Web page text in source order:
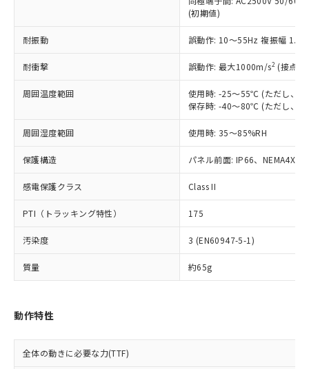
(初期値)
耐振動 誤動作: 10～55Hz 複振幅
耐衝撃 誤動作: 最大1000m/s2 (接点
周囲温度範囲
使用時: -25～55℃ (ただし、氷
保存時: -40～80℃ (ただし、氷
周囲湿度範囲 使用時: 35～85%RH
保護構造 パネル前面: IP66、NEMA4X,
感電保護クラス Class II
PTI（トラッキング特性） 175
汚染度 3 (EN60947-5-1)
質量 約65g
動作特性
全体の動きに必要な力(TTF)
在庫状況および標準価格照会結果は、
記載している更新日時点での社内デー
タに基づき作成されるものであり、閲
覧された時点での実際の在庫および標
準価格とは異なる場合があることをご
正式な納期状況および標準価格はお客
様のお取引先、またはお客様担当のオ
ムロン制御機器販売店・当社販売員に
オムロン制御機器販売店や当社販売拠
販売ネットワーク
」をご確認
在庫状況および標準価格結果を当社の
事前の承諾なく第三者に漏洩または開
示しないようお願いします。
マイパーツ機能（部品リスト作成サー
ビス）をご利用いただくには、I-Web
メンバーズにご登録されている必要が
あります。
品・サービスに関するお客様との取
引・商談に必要な範囲で利用すること
鉛(Pb) 1000ppm以下、 水銀(Hg) 1000ppm以下、 カド
類(PBB) 1000ppm以下、ポリ臭化ジフェニルエーテル類
(PBDE) 1000ppm以下、フタル酸ビス(2-エチルヘキシ
ル) (DEHP)(別名：DOP) 1000ppm以下、フタル酸ブチ
ルベンジル（BBP） 1000ppm以下、フタル酸ジブチル
（DBP） 1000ppm以下、フタル酸ジイソブチル
但し、RoHS指令で産業用監視および制御機器に対する
図的な使用がないことを確認しています。
部品在庫の切り替え状況などにより、予定
月が前後することがあります。
とができます。
*中国RoHS10物質の基準値 (GB/T26572)：
Pb(鉛) :1000ppm、 Hg(水銀) : 1000ppm、 Cd(カドミウ
Cr(Ⅵ)(六価クロム) : 1000ppm、 PBBs(ポリ臭化ビフェ
ニル類) : 1000ppm、 PBDEs(ポリ臭化ジフェニルエーテ
ル類) : 1000ppm、
DBP(フタル酸ジブチル) : 1000ppm、 DIBP(フタル酸ジ
イソブチル) : 1000ppm、 BBP(フタル酸ブチルベンジ
DEHP(フタル酸ビス(2-エチルヘキシル)) : 1000ppm
「ｅ」：有害物質（10物質）のすべてが基
準値以下であることを示します。
「10」：通常の使用状況下において有害物
質が外部に漏えいし、環境に深刻な影響を
及ぼさない年数を意味します。
「－」：未確認です。当社販売部門へお問
（以下｢規制貨物等」という）を輸出
または国外への提供する場合は、日本
国政府の輸出許可(または役務取引許
可)を取得するなどの必要な手続きを
当社は規制貨物を破棄する場合は、完
全に破砕するなど、違法に輸出されな
いよう必要な手段を講じます。
当社は貴社製品を、核兵器、ミサイ
ル、化学兵器、生物兵器またはその他
武器並びにこれらの製造装置等に一切
当社は、貴社製品を第三者に販売する
場合は、上記1、2および3の内容を当
該第三者に通知します。また当社は、
販売先および販売に係わる関係者が違
法に輸出するおそれがある場合は、取
り引きをいたしません。
合意する
一定数以上の在庫あり
一定数には満たないが在庫あり
在庫なし(最新の在庫状況につ
いては、お客様のお取引先、ま
たはお客様担当のオムロン制御
機器販売店・当社販売員にご確
認ください)
受注生産機種、また在庫状況の
情報を公開していない機種